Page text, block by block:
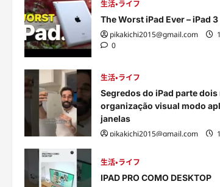
生活・ライフ
The Worst iPad Ever – iPad
pikakichi2015@gmail.com
0
生活・ライフ
Segredos do iPad parte dois
organização visual modo
janelas
pikakichi2015@gmail.com
生活・ライフ
IPAD PRO COMO DESKTOP